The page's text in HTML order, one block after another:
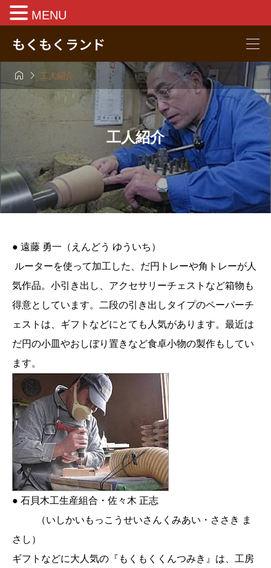
もくもくランド
  工人紹介
工人紹介
● 遠藤 勇一（えんどう ゆういち）
ルーターを使って加工した、だ円トレーや角トレーが人
気作品。小引き出し、アクセサリーチェストなど箱物も
得意としています。二段の引き出しタイプのペーパーチ
ェストは、ギフトなどにとても人気があります。最近は
だ円の小皿やおしぼり置きなど食卓小物の製作もしてい
ます。
● 石貝木工生産組合・佐々木 正志
（いしかいもっこうせいさんくみあい・ささき ま
さし）
ギフトなどに大人気の『もくもくくんつみき』は、工房
MENU